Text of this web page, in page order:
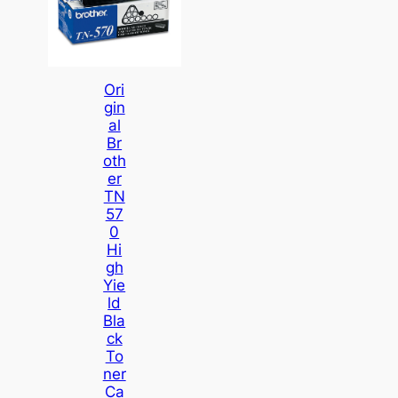
Ori
Gin
Al
Br
Oth
Er
TN
57
0
Hi
Gh
Yie
Ld
Bla
Ck
To
Ner
Ca